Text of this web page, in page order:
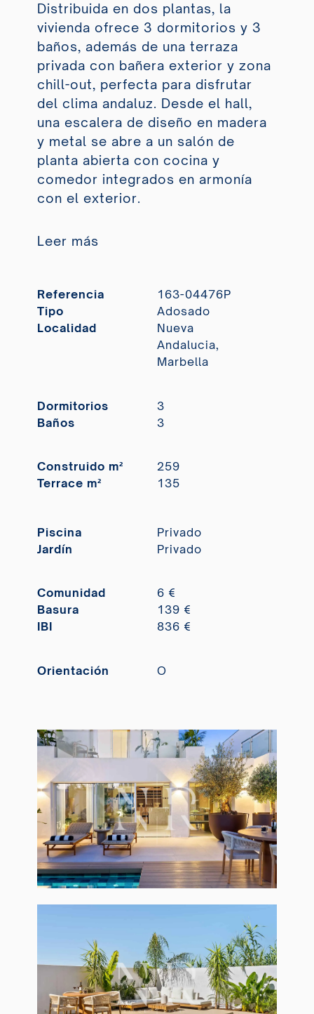
Distribuida en dos plantas, la
vivienda ofrece 3 dormitorios y 3
baños, además de una terraza
privada con bañera exterior y zona
chill-out, perfecta para disfrutar
del clima andaluz. Desde el hall,
una escalera de diseño en madera
y metal se abre a un salón de
planta abierta con cocina y
comedor integrados en armonía
con el exterior.
Leer más
Referencia
163-04476P
Tipo
Adosado
Localidad
Nueva
Andalucia,
Marbella
Dormitorios
3
Baños
3
Construido m²
259
Terrace m²
135
Piscina
Privado
Jardín
Privado
Comunidad
6 €
Basura
139 €
IBI
836 €
Orientación O